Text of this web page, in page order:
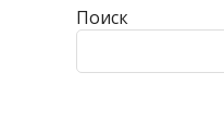
Поиск